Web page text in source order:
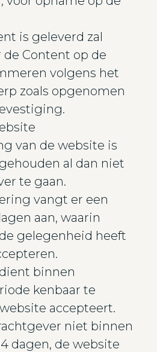
is geleverd zal
Content op de
volgens het
zoals opgenomen
van de website is
al dan niet
te gaan.
vangt er een
aan, waarin
gelegenheid heeft
binnen
kenbaar te
accepteert.
niet binnen
dagen, de website